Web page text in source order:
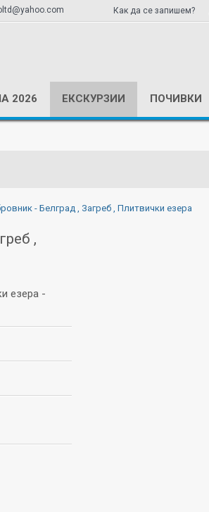
Как да се запишем?
2026 ЕКСКУРЗИИ ПОЧИВКИ
- Белград , Загреб , Плитвички езера
,
езера -